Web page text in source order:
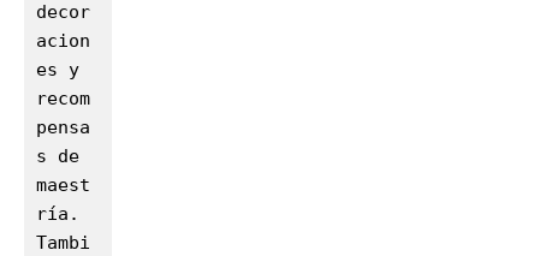
decor
acion
es y
recom
pensa
s de
maest
ría.
Tambi